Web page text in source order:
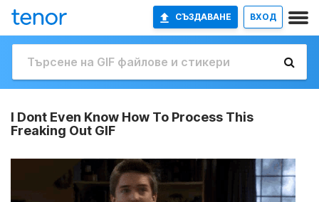
СЪЗДАВАНЕ ВХОД
I Dont Even Know How To Process This
Freaking Out GIF